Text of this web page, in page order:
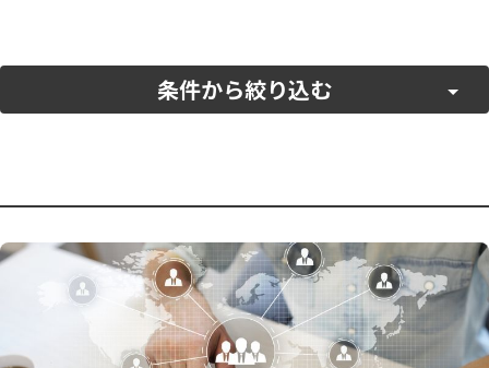
条件から絞り込む
業務効率化
印刷・出版
カテゴリ
インタビュー